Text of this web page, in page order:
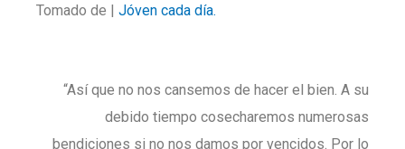
Tomado de | Jóven cada día.
“Así que no nos cansemos de hacer el bien. A su
debido tiempo cosecharemos numerosas
bendiciones si no nos damos por vencidos. Por lo